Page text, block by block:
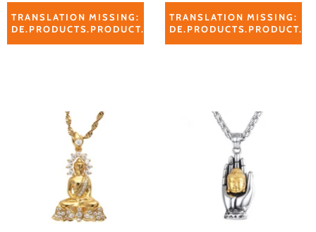
TRANSLATION MISSING:
TRANSLATION MISSING: